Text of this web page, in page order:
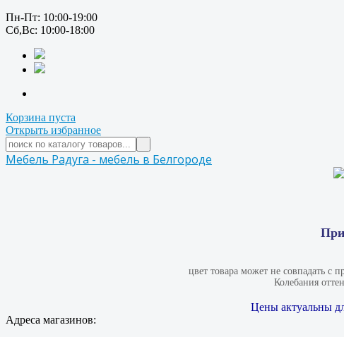
Пн-Пт: 10:00-19:00
Сб,Вс: 10:00-18:00
Корзина пуста
Открыть избранное
Мебель Радуга - мебель в Белгороде
При
цвет товара может не совпадать с
Колебания
Цены актуальны
Адреса магазинов: